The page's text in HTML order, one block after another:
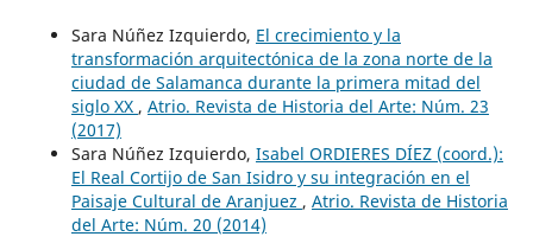
Sara Núñez Izquierdo, El crecimiento y la
transformación arquitectónica de la zona norte de la
ciudad de Salamanca durante la primera mitad del
siglo XX , Atrio. Revista de Historia del Arte: Núm. 23
(2017)
Sara Núñez Izquierdo, Isabel ORDIERES DÍEZ (coord.):
El Real Cortijo de San Isidro y su integración en el
Paisaje Cultural de Aranjuez , Atrio. Revista de Historia
del Arte: Núm. 20 (2014)